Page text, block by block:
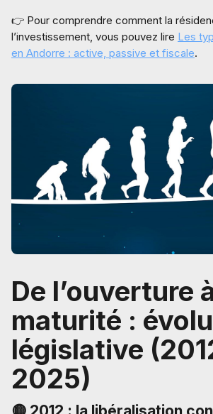
👉 Pour comprendre comment la
l’investissement, vous pouvez lire Les
en Andorre : active, passive et fiscale.
De l’ouverture
maturité :
législative
2025)